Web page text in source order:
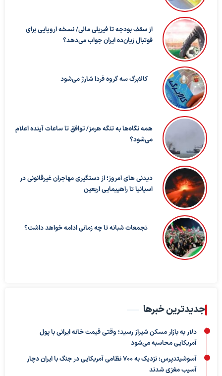
از سقف بودجه تا فیرپلی مالی/ نسخه اروپایی برای
فوتبال زیان‌ده ایران جواب می‌دهد؟
کالابرگ سه گروه فردا شارژ می‌شود
همه نگاه‌ها به تنگه هرمز/ توافق تا ساعات آینده اعلام
می‌شود؟
دیدنی های امروز؛ از دستگیری مهاجران غیرقانونی در
اسپانیا تا راهپیمایی اربعین
تجمعات شبانه تا چه زمانی ادامه خواهد داشت؟
جدیدترین خبرها
دلار به بازار مسکن شیراز رسید؛ وقتی قیمت خانه ایرانی با پول
آمریکایی محاسبه می‌شود
آسوشیتدپرس: نزدیک به ۷۰۰ نظامی آمریکایی در جنگ با ایران دچار
آسیب مغزی شدند